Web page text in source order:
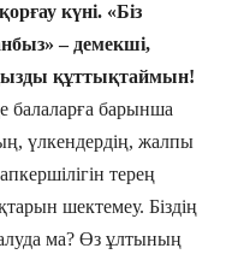
күні. «Біз
– демекші,
құттықтаймын!
балаларға барынша
үлкендердің, жалпы
терең
шектемеу. Біздің
ма? Өз ұлтының